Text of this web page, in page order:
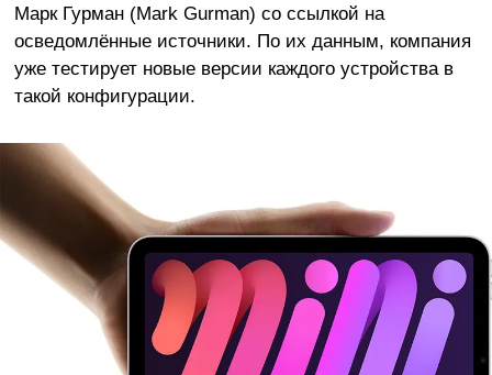
Марк Гурман (Mark Gurman) со ссылкой на
осведомлённые источники. По их данным, компания
уже тестирует новые версии каждого устройства в
такой конфигурации.